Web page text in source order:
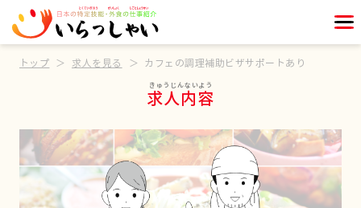
トップ 求人を見る カフェの調理補助ビザサポートあり
求人内容